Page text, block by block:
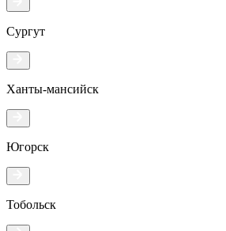
Сургут
Ханты-мансийск
Югорск
Тобольск